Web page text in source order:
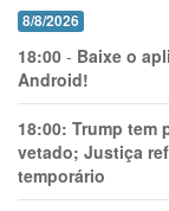
8/8/2026
18:00 - Baixe o
Android!
18:00: Trump tem
vetado; Justiça
temporário